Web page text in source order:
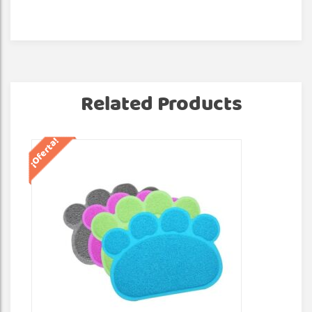
Related Products
¡Oferta!